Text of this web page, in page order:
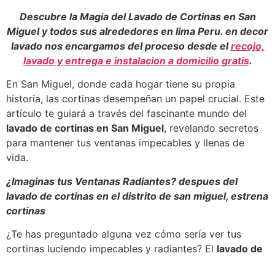
Descubre la Magia del Lavado de Cortinas en San
Miguel y todos sus alrededores en lima Peru. en decor
lavado nos encargamos del proceso desde elrecojo,
lavado y entrega e instalacion a domicilio gratis.
En San Miguel, donde cada hogar tiene su propia
historia, las cortinas desempeñan un papel crucial. Este
artículo te guiará a través del fascinante mundo del
lavado de cortinas en San Miguel, revelando secretos
para mantener tus ventanas impecables y llenas de
vida.
¿Imaginas tus Ventanas Radiantes? despues del
lavado de cortinas en el distrito de san miguel, estrena
cortinas
¿Te has preguntado alguna vez cómo sería ver tus
cortinas luciendo impecables y radiantes? El lavado de